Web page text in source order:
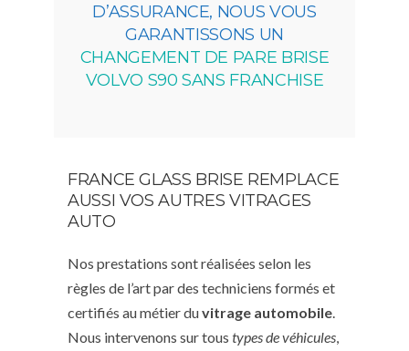
D’ASSURANCE, NOUS VOUS
GARANTISSONS UN
CHANGEMENT DE PARE BRISE
VOLVO S90 SANS FRANCHISE
FRANCE GLASS BRISE REMPLACE
AUSSI VOS AUTRES VITRAGES
AUTO
Nos prestations sont réalisées selon les
règles de l’art par des techniciens formés et
certifiés au métier duvitrage automobile
Nous intervenons sur tous types de véhicules